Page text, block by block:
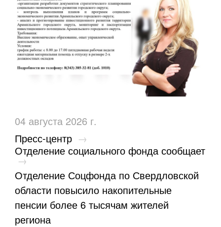
04 августа 2026 г.
Пресс-центр →
Отделение социального фонда сообщает
→
Отделение Соцфонда по Свердловской
области повысило накопительные
пенсии более 6 тысячам жителей
региона